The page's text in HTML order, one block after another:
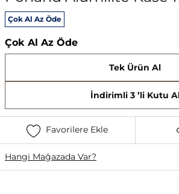
Çok Al Az Öde
Çok Al Az Öde
Tek Ürün Al
İndirimli 3 ’li Kutu
Favorilere Ekle
Hangi Mağazada Var?